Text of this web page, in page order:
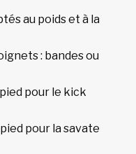
au poids et à la
: bandes ou
pour le kick
pour la savate